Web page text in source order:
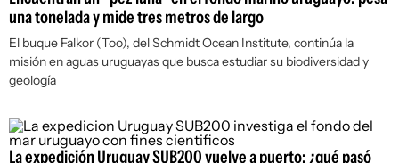
una tonelada y mide tres metros de largo
El buque Falkor (Too), del Schmidt Ocean Institute, continúa la
misión en aguas uruguayas que busca estudiar su biodiversidad y
geología
La expedición Uruguay SUB200 vuelve a puerto: ¿qué pasó